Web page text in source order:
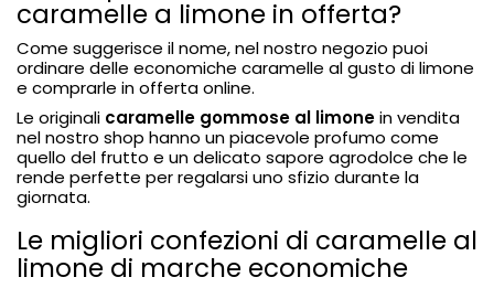
caramelle a limone in offerta?
Come suggerisce il nome, nel nostro negozio puoi
ordinare delle economiche caramelle al gusto di limone
e comprarle in offerta online.
Le originali caramelle gommose al limonein vendita
nel nostro shop hanno un piacevole profumo come
quello del frutto e un delicato sapore agrodolce che le
rende perfette per regalarsi uno sfizio durante la
giornata.
Le migliori confezioni di caramelle al
limone di marche economiche